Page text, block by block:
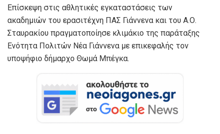
Επίσκεψη στις αθλητικές εγκαταστάσεις των
ακαδημιών του ερασιτέχνη ΠΑΣ Γιάννενα και του Α.Ο.
Σταυρακίου πραγματοποίησε κλιμάκιο της παράταξης
Ενότητα Πολιτών Νέα Γιάννενα με επικεφαλής τον
υποψήφιο δήμαρχο Θωμά Μπέγκα.